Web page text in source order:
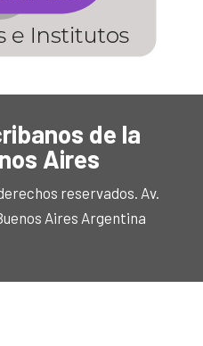
de la
Aires
reservados. Av.
Aires Argentina